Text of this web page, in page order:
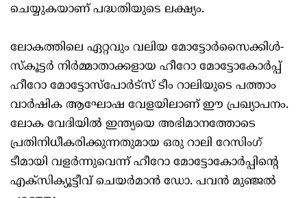
ചെയ്യുകയാണ് പദ്ധതിയുടെ ലക്ഷ്യം.
ലോകത്തിലെ ഏറ്റവും വലിയ മോട്ടോര്‍സൈക്കിള്‍-
സ്‌കൂട്ടര്‍ നിര്‍മ്മാതാക്കളായ ഹീറോ മോട്ടോകോര്‍പ്പ്
ഹീറോ മോട്ടോസ്പോര്‍ട്സ് ടീം റാലിയുടെ പത്താം
വാര്‍ഷിക ആഘോഷ വേളയിലാണ് ഈ പ്രഖ്യാപനം.
ലോക വേദിയില്‍ ഇന്ത്യയെ അഭിമാനത്തോടെ
പ്രതിനിധീകരിക്കുന്നതുമായ ഒരു റാലി റേസിംഗ്
ടീമായി വളർന്നുവെന്ന് ഹീറോ മോട്ടോകോര്‍പ്പിന്റെ
എക്‌സിക്യൂട്ടീവ് ചെയര്‍മാന്‍ ഡോ. പവന്‍ മുഞ്ജല്‍